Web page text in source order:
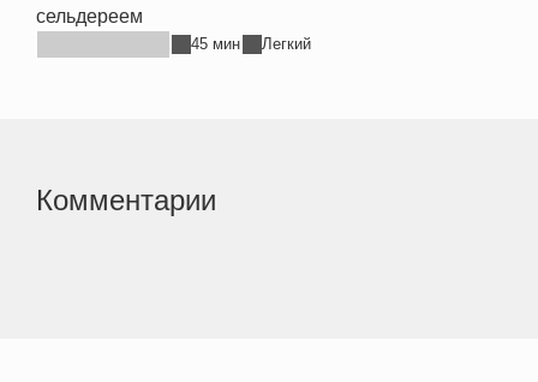
сельдереем
45 мин Легкий
Комментарии